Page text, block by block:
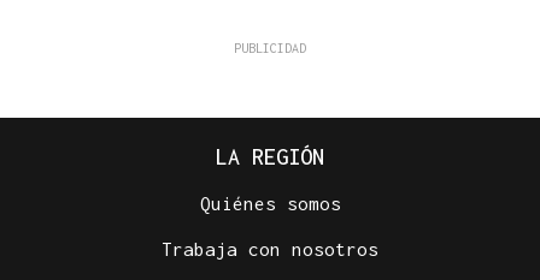
LA REGIÓN
Quiénes somos
Trabaja con nosotros